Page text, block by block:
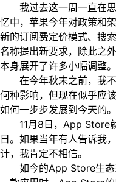
我过去这一周一直在思
忆中，苹果今年对政策和
新的订阅费定价模式、搜
名称提出新要求，除此之
本身展开了许多小幅调整。
在今年秋末之前，我不
何种影响，但现在似乎应
如何一步步发展到今天的。
11月8日，App Store就
日。如果当年有人告诉我
计，我肯定不相信。
如今的App Store生态